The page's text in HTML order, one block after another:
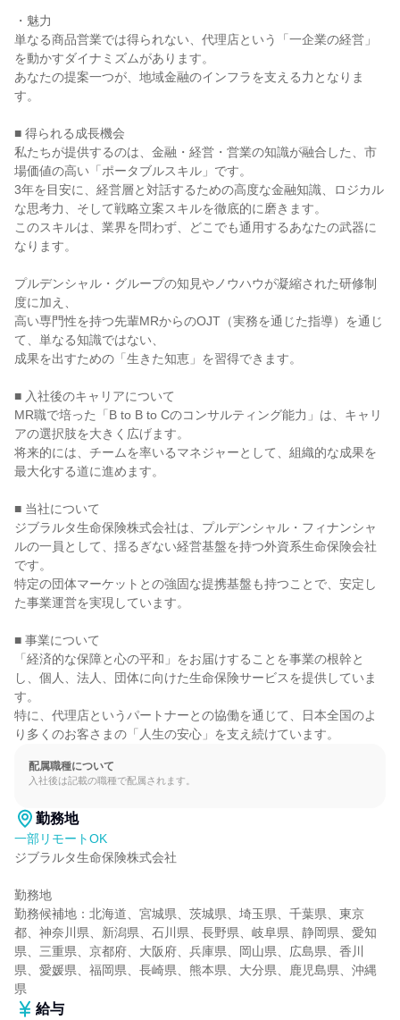
・魅力
単なる商品営業では得られない、代理店という「一企業の経営」
を動かすダイナミズムがあります。
あなたの提案一つが、地域金融のインフラを支える力となりま
す。
■ 得られる成長機会
私たちが提供するのは、金融・経営・営業の知識が融合した、市
場価値の高い「ポータブルスキル」です。
3年を目安に、経営層と対話するための高度な金融知識、ロジカル
な思考力、そして戦略立案スキルを徹底的に磨きます。
このスキルは、業界を問わず、どこでも通用するあなたの武器に
なります。
プルデンシャル・グループの知見やノウハウが凝縮された研修制
度に加え、
高い専門性を持つ先輩MRからのOJT（実務を通じた指導）を通じ
て、単なる知識ではない、
成果を出すための「生きた知恵」を習得できます。
■ 入社後のキャリアについて
MR職で培った「B to B to Cのコンサルティング能力」は、キャリ
アの選択肢を大きく広げます。
将来的には、チームを率いるマネジャーとして、組織的な成果を
最大化する道に進めます。
■ 当社について
ジブラルタ生命保険株式会社は、プルデンシャル・フィナンシャ
ルの一員として、揺るぎない経営基盤を持つ外資系生命保険会社
です。
特定の団体マーケットとの強固な提携基盤も持つことで、安定し
た事業運営を実現しています。
■ 事業について
「経済的な保障と心の平和」をお届けすることを事業の根幹と
し、個人、法人、団体に向けた生命保険サービスを提供していま
す。
特に、代理店というパートナーとの協働を通じて、日本全国のよ
り多くのお客さまの「人生の安心」を支え続けています。
配属職種について
入社後は記載の職種で配属されます。
勤務地
一部リモートOK
ジブラルタ生命保険株式会社
勤務地
勤務候補地：北海道、宮城県、茨城県、埼玉県、千葉県、東京
都、神奈川県、新潟県、石川県、長野県、岐阜県、静岡県、愛知
県、三重県、京都府、大阪府、兵庫県、岡山県、広島県、香川
県、愛媛県、福岡県、長崎県、熊本県、大分県、鹿児島県、沖縄
県
給与